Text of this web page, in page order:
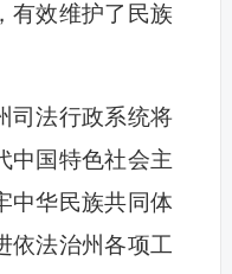
有效维护了民族
法行政系统将
中国特色社会主
中华民族共同体
依法治州各项工